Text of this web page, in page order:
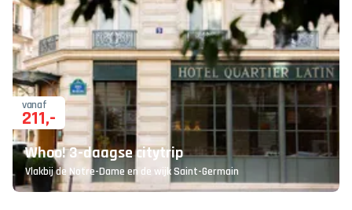
vanaf
211,-
Whoo! 3-daagse citytrip
Vlakbij de Notre-Dame en de wijk Saint-Germain